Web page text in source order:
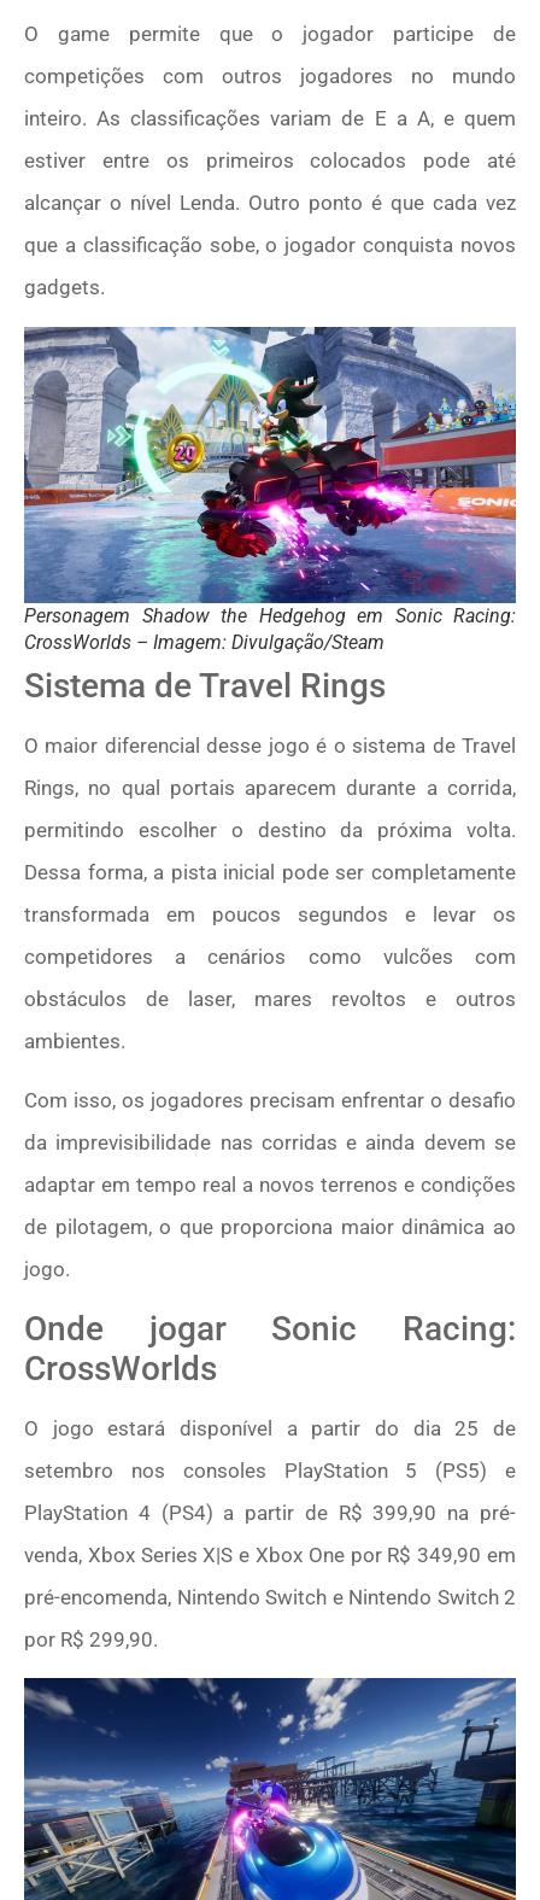
O game permite que o jogador participe de
competições com outros jogadores no mundo
inteiro. As classificações variam de E a A, e quem
estiver entre os primeiros colocados pode até
alcançar o nível Lenda. Outro ponto é que cada vez
que a classificação sobe, o jogador conquista novos
gadgets.
Personagem Shadow the Hedgehog em Sonic Racing:
CrossWorlds – Imagem: Divulgação/Steam
Sistema de Travel Rings
O maior diferencial desse jogo é o sistema de Travel
Rings, no qual portais aparecem durante a corrida,
permitindo escolher o destino da próxima volta.
Dessa forma, a pista inicial pode ser completamente
transformada em poucos segundos e levar os
competidores a cenários como vulcões com
obstáculos de laser, mares revoltos e outros
ambientes.
Com isso, os jogadores precisam enfrentar o desafio
da imprevisibilidade nas corridas e ainda devem se
adaptar em tempo real a novos terrenos e condições
de pilotagem, o que proporciona maior dinâmica ao
jogo.
Onde jogar Sonic Racing:
CrossWorlds
O jogo estará disponível a partir do dia 25 de
setembro nos consoles PlayStation 5 (PS5) e
PlayStation 4 (PS4) a partir de R$ 399,90 na pré-
venda, Xbox Series X|S e Xbox One por R$ 349,90 em
pré-encomenda, Nintendo Switch e Nintendo Switch 2
por R$ 299,90.